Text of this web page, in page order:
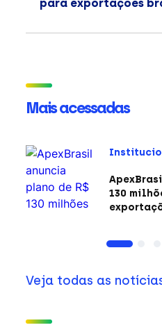
para exportações
Mais acessadas
130
Veja todas as